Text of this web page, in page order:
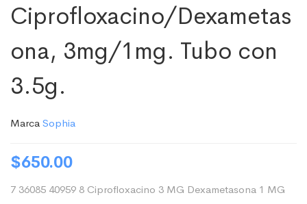
Ciprofloxacino/Dexametas
ona, 3mg/1mg. Tubo con
3.5g.
Marca Sophia
$650.00
7 36085 40959 8 Ciprofloxacino 3 MG Dexametasona 1 MG